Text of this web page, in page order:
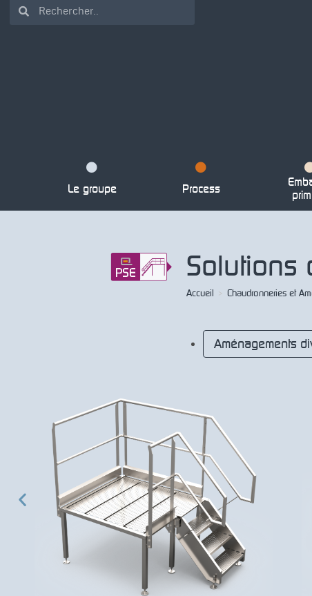
Le groupe Process
Solutions
Accueil > Chaudronneries et
Aménagements